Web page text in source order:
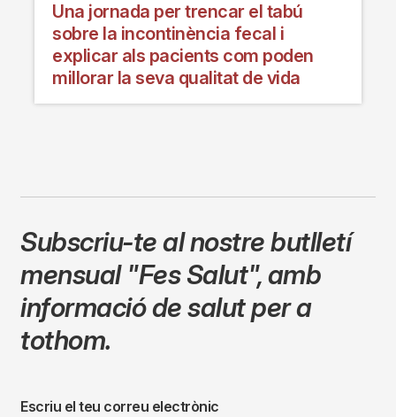
Una jornada per trencar el tabú
sobre la incontinència fecal i
explicar als pacients com poden
millorar la seva qualitat de vida
Subscriu-te al nostre butlletí
mensual "Fes Salut",amb
informació de salut per a
tothom.
Escriu el teu correu electrònic